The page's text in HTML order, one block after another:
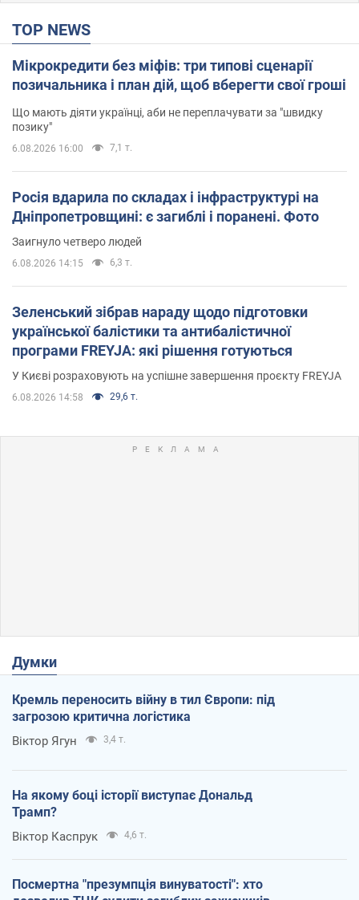
TOP NEWS
Мікрокредити без міфів: три типові сценарії
позичальника і план дій, щоб вберегти свої гроші
Що мають діяти українці, аби не переплачувати за "швидку
позику"
6.08.2026 16:00 7,1 т.
Росія вдарила по складах і інфраструктурі на
Дніпропетровщині: є загиблі і поранені. Фото
Заигнуло четверо людей
6.08.2026 14:15 6,3 т.
Зеленський зібрав нараду щодо підготовки
української балістики та антибалістичної
програми FREYJA: які рішення готуються
У Києві розраховують на успішне завершення проєкту FREYJA
6.08.2026 14:58 29,6 т.
Думки
Кремль переносить війну в тил Європи: під
загрозою критична логістика
Віктор Ягун 3,4 т.
На якому боці історії виступає Дональд
Трамп?
Віктор Каспрук 4,6 т.
Посмертна "презумпція винуватості": хто